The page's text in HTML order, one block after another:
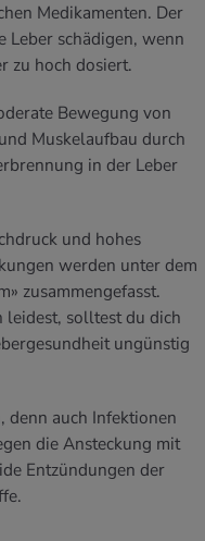
Medikamenten. Der
schädigen, wenn
zu hoch dosiert.
Bewegung von
Muskelaufbau durch
in der Leber
und hohes
werden unter dem
zusammengefasst.
solltest du dich
ungünstig
denn auch Infektionen
die Ansteckung mit
Entzündungen der